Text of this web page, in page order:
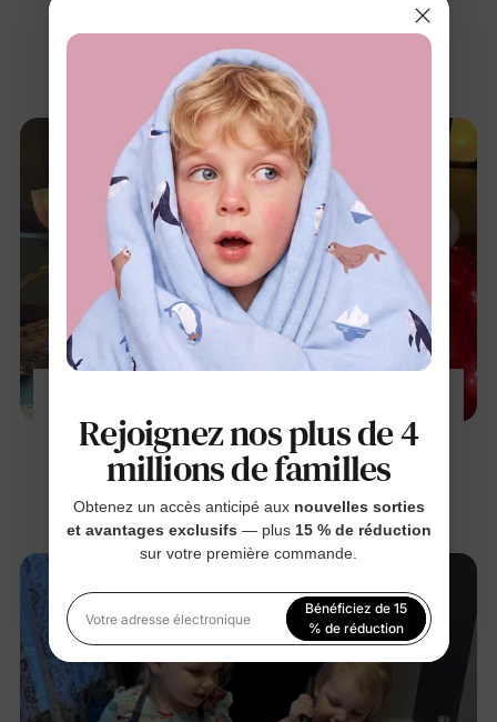
18 sept. 2025
l'association des moments — Family of Fun,
États-Unis
18 sept. 2025
Rejoignez nos plus de 4
millions de familles
Obtenez un accès anticipé aux nouvelles sorties
et avantages exclusifs — plus 15 % de réduction
sur votre première commande.
Votre adresse électronique
Bénéficiez de 15
% de réduction
En vous inscrivant, vous acceptez notre
Politique de
confidentialité